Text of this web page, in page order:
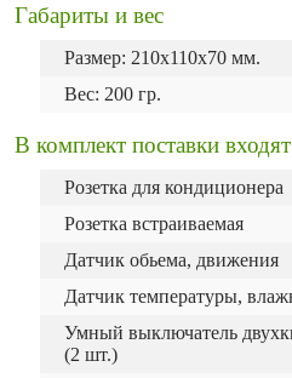
Габариты и вес
Размер: 210x110x70 мм.
Вес: 200 гр.
В комплект поставки входят
Розетка для кондиционера
Розетка встраиваемая
Датчик обьема, движения
Датчик температуры,
Умный выключатель
(2 шт.)